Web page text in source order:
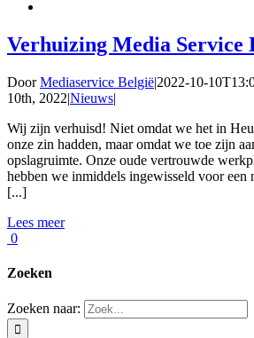
Verhuizing Media Service
DoorMediaservice België|2022-10-
10th, 2022|Nieuws|
Wij zijn verhuisd! Niet omdat we het in
onze zin hadden, maar omdat we toe zijn
opslagruimte. Onze oude vertrouwde
hebben we inmiddels ingewisseld voor een
[...]
Lees meer
0
Zoeken
Zoeken naar: